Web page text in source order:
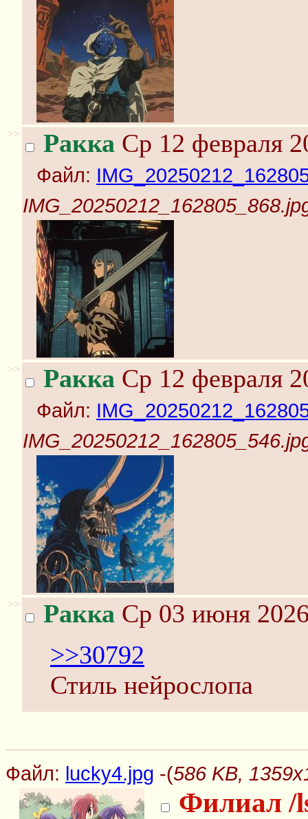
>> Ракка Ср 12 февраля
Файл:
>> Ракка Ср 12 февраля
Файл:
>> Ракка Ср 03 июня
>>30792
Стиль нейрослопа
Файл: lucky4.jpg -(586 KB,
Филиал /